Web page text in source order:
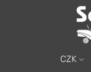
CZK